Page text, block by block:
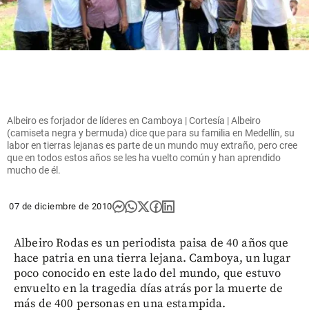
Albeiro es forjador de líderes en Camboya | Cortesía | Albeiro
(camiseta negra y bermuda) dice que para su familia en Medellín, su
labor en tierras lejanas es parte de un mundo muy extraño, pero cree
que en todos estos años se les ha vuelto común y han aprendido
mucho de él.
07 de diciembre de 2010
Albeiro Rodas es un periodista paisa de 40 años que
hace patria en una tierra lejana. Camboya, un lugar
poco conocido en este lado del mundo, que estuvo
envuelto en la tragedia días atrás por la muerte de
más de 400 personas en una estampida.